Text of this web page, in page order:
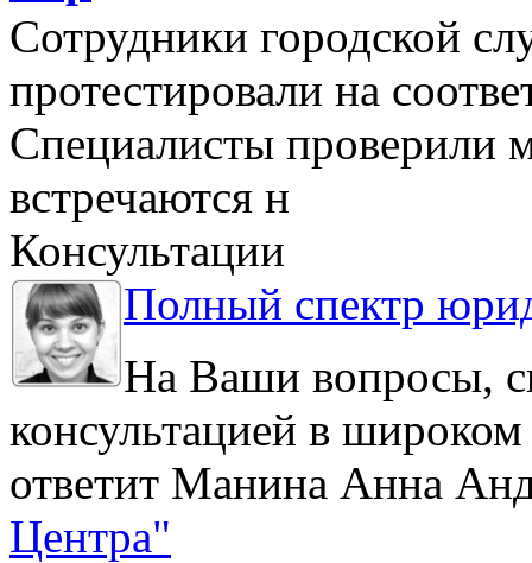
Сотрудники городской
протестировали на
Специалисты проверили
встречаются н
Консультации
Полный спектр
На Ваши вопросы,
консультацией в
ответит Манина Анна
Центра"